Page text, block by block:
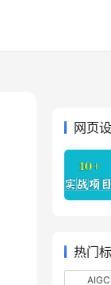
网页
热门
AIGC